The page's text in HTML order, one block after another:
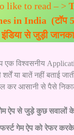
like to read – >
in India (टॉप 5
से जुड़ी
एक विश्वसनीय
या बातें नहीं बताई
कर आसानी से पैसे
ऐप से जुड़े कुछ सवालों
गेम ऐप को रेफर